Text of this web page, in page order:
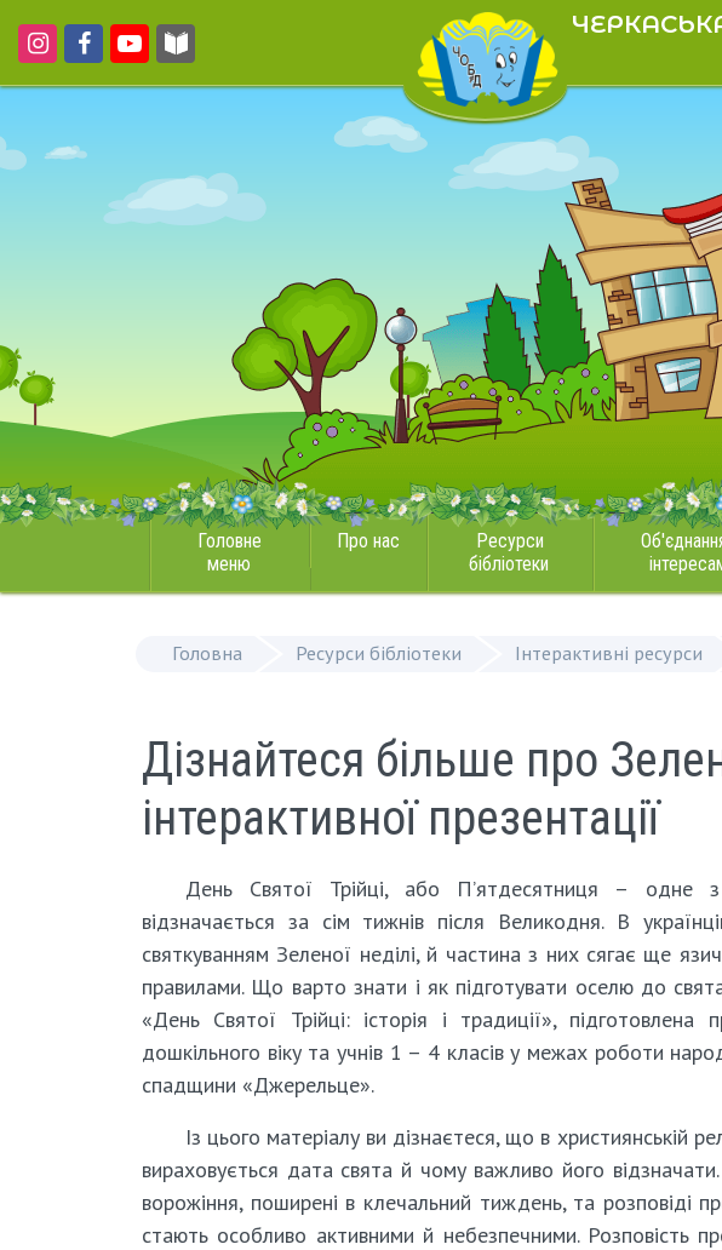
Головне
меню
Про нас
Ресурси
бібліотеки
Головна Ресурси бібліотеки Інтерактивні ресурси
Дізнайтеся більше про
інтерактивної презентації
День Святої Трійці, або П’ятдесятниця – одне
відзначається за сім тижнів після Великодня. В
святкуванням Зеленої неділі, й частина з них сягає ще
правилами. Що варто знати і як підготувати оселю до
«День Святої Трійці: історія і традиції», підготовлена
дошкільного віку та учнів 1 – 4 класів у межах роботи
спадщини «Джерельце».
Із цього матеріалу ви дізнаєтеся, що в християнській
вираховується дата свята й чому важливо його
ворожіння, поширені в клечальний тиждень, та розповіді
стають особливо активними й небезпечними. Розповість